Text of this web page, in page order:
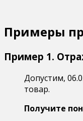
Примеры
Пример 1.
Допустим,
товар.
Получите